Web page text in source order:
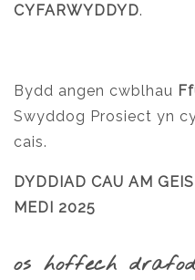
CYFARWYDDYD.
Bydd angen cwblhau
Swyddog Prosiect yn
cais.
DYDDIAD CAU AM
MEDI 2025
os hoffech